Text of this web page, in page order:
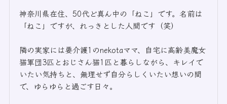
神奈川県在住、50代ど真ん中の「ねこ」です。名前は
「ねこ」ですが、れっきとした人間です（笑）
隣の実家には要介護1のnekotaママ、自宅に高齢美魔女
猫軍団3匹とおじさん猫1匹と暮らしながら、キレイで
いたい気持ちと、無理せず自分らしくいたい想いの間
で、ゆらゆらと過ごす日々。